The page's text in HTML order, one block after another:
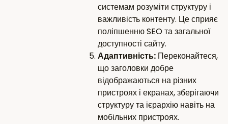
системам розуміти структуру і
важливість контенту. Це сприяє
поліпшенню SEO та загальної
доступності сайту.
Адаптивність: Переконайтеся,
що заголовки добре
відображаються на різних
пристроях і екранах, зберігаючи
структуру та ієрархію навіть на
мобільних пристроях.